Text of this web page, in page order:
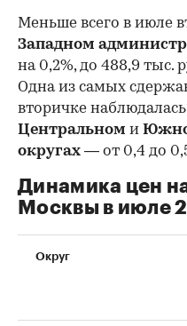
Меньше всего в июле
Западном
на 0,2%, до 488,9 тыс.
Одна из самых
вторичке
Центральном и
округах — от 0,4 до
Динамика цен
Москвы в июле
Округ